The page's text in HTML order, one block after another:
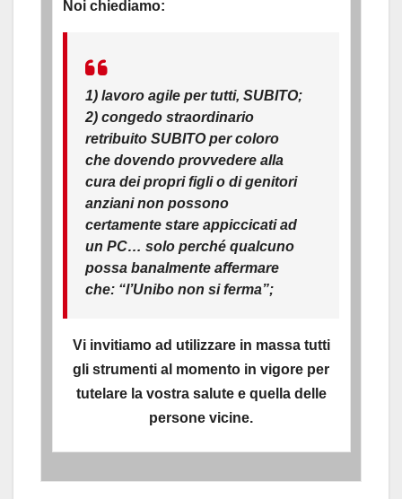
Noi chiediamo:
1) lavoro agile per tutti, SUBITO;
2) congedo straordinario
retribuito SUBITO per coloro
che dovendo provvedere alla
cura dei propri figli o di genitori
anziani non possono
certamente stare appiccicati ad
un PC… solo perché qualcuno
possa banalmente affermare
che: “l’Unibo non si ferma”;
Vi invitiamo ad utilizzare in massa tutti
gli strumenti al momento in vigore per
tutelare la vostra salute e quella delle
persone vicine.